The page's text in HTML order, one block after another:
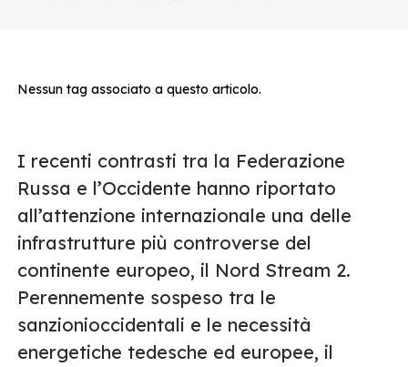
Nessun tag associato a questo articolo.
I recenti contrasti tra la Federazione
Russa e l’Occidente hanno riportato
all’attenzione internazionale una delle
infrastrutture più controverse del
continente europeo, il Nord Stream 2.
Perennemente sospeso tra le
sanzionioccidentali e le necessità
energetiche tedesche ed europee, il